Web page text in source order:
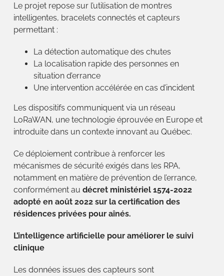
Le projet repose sur l’utilisation de montres
intelligentes, bracelets connectés et capteurs
permettant :
La détection automatique des chutes
La localisation rapide des personnes en
situation d’errance
Une intervention accélérée en cas d’incident
Les dispositifs communiquent via un réseau
LoRaWAN, une technologie éprouvée en Europe et
introduite dans un contexte innovant au Québec.
Ce déploiement contribue à renforcer les
mécanismes de sécurité exigés dans les RPA,
notamment en matière de prévention de l’errance,
conformément au décret ministériel 1574-2022
adopté en août 2022sur la certification des
résidences privées pour aînés.
L’intelligence artificielle pour améliorer le suivi
clinique
Les données issues des capteurs sont